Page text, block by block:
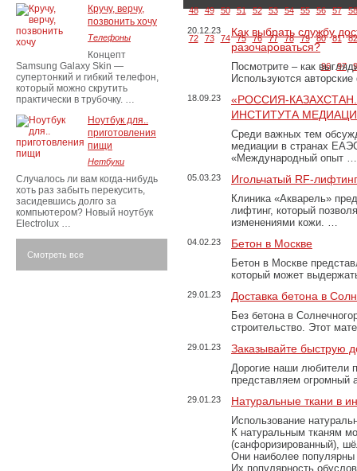
48 49 50 51 52 53 54 55 56 57 58
72 73 74 75 76 77 78 79 80 81 82
96 97
20.12.23
Как выбрать службу
разочароваться?
Посмотрите – как
Используются
18.09.23
«РОССИЯ-
ИНСТИТУТА
Среди важных тем
медиации в странах
«Международный опыт …
05.03.23 Игольчатый RF-
Клиника «Акварель»
лифтинг, который
изменениями кожи. …
04.02.23 Бетон в Москве
Бетон в Москве
который может
29.01.23 Доставка бетона в
Без бетона в
строительство. Этот
29.01.23 Заказывайте быструю
Дорогие наши любители
представляем огромный
29.01.23 Натуральные ткани в
Использование
К натуральным тканям
(санфоризированный),
Они наиболее популярны
Их популярность
Кручу, верчу,
позвонить хочу
Телефоны
Концепт
Samsung Galaxy Skin —
супертонкий и гибкий телефон,
который можно скрутить
практически в трубочку. …
Ноутбук для..
приготовления
пищи
Нетбуки
Случалось ли вам когда-нибудь
хоть раз забыть перекусить,
засидевшись долго за
компьютером? Новый ноутбук
Electrolux …
Смотреть все